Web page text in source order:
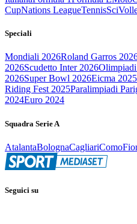
CupNations LeagueTennisSci
Speciali
Mondiali 2026Roland Garros
2026Scudetto Inter 2026
2026Super Bowl 2026Eicma 2025
Riding Fest 2025Paralimpiadi
2024Euro 2024
Squadra Serie A
AtalantaBolognaCagliariComo
Seguici su